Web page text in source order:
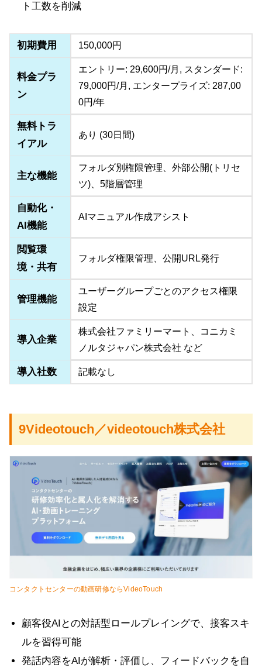
ト工数を削減
初期費用 150,000円
料金プラ
ン
エントリー: 29,600円/月, スタンダード:
79,000円/月, エンタープライズ: 287,00
0円/年
無料トラ
イアル
あり (30日間)
主な機能
フォルダ別権限管理、外部公開(トリセ
ツ)、5階層管理
自動化・
AI機能
AIマニュアル作成アシスト
閲覧環
境・共有
フォルダ権限管理、公開URL発行
管理機能
ユーザーグループごとのアクセス権限
設定
導入企業
株式会社ファミリーマート、コニカミ
ノルタジャパン株式会社 など
導入社数 記載なし
9Videotouch／videotouch株式会社
コンタクトセンターの動画研修ならVideoTouch
顧客役AIとの対話型ロールプレイングで、接客スキ
ルを習得可能
発話内容をAIが解析・評価し、フィードバックを自